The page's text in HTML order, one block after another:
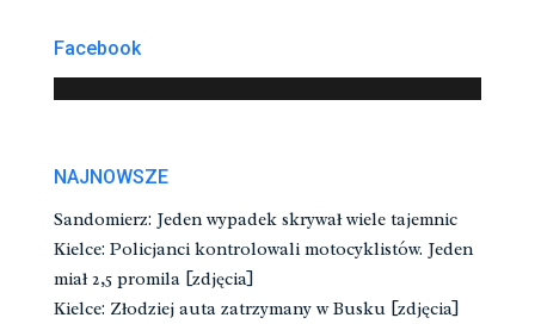
Facebook
NAJNOWSZE
Sandomierz: Jeden wypadek skrywał wiele tajemnic
Kielce: Policjanci kontrolowali motocyklistów. Jeden
miał 2,5 promila [zdjęcia]
Kielce: Złodziej auta zatrzymany w Busku [zdjęcia]